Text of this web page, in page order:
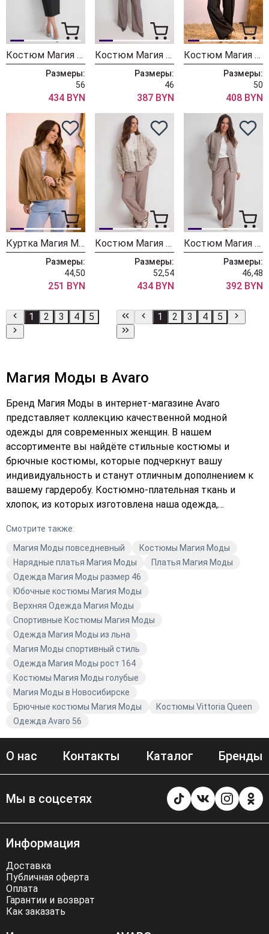
Костюм Магия Моды 2627
Размеры:
56
434 BYN
Костюм Магия Моды 2625
Размеры:
46
387 BYN
Костюм Магия Моды 2621
Размеры:
50
408 BYN
Куртка Магия Моды 2620
Размеры:
44,50
251 BYN
Костюм Магия Моды 2626
Размеры:
52,54
434 BYN
Костюм Магия Моды 2624
Размеры:
46,48
392 BYN
1 2 3 4 5 1 2 3 4 5
Магия Моды в Avaro
Бренд Магия Моды в интернет-магазине Avaro
представляет коллекцию качественной модной
одежды для современных женщин. В нашем
ассортименте вы найдёте стильные костюмы и
брючные костюмы, которые подчеркнут вашу
индивидуальность и станут отличным дополнением к
вашему гардеробу. Костюмно-плательная ткань и
хлопок, из которых изготовлена наша одежда,
Повседневный и деловой стили представлены в
разнообразных цветах, что позволяет каждой женщине
выбрать то, что подходит именно ей. Откройте для
себя актуальные тренды и создайте свой
неповторимый образ с помощью одежды от Магия
Моды.
Смотрите также:
Магия Моды повседневный
Костюмы Магия Моды
Нарядные платья Магия Моды
Платья Магия Моды
Одежда Магия Моды размер 46
Юбочные костюмы Магия Моды
Верхняя Одежда Магия Моды
Спортивные Костюмы Магия Моды
Одежда Магия Моды из льна
Магия Моды спортивный стиль
Одежда Магия Моды рост 164
Костюмы Магия Моды голубые
Магия Моды в Новосибирске
Брючные костюмы Магия Моды
Костюмы Vittoria Queen
Одежда Avaro 56
О нас Контакты Каталог Бренды
Мы в соцсетях
Информация
Доставка
Публичная оферта
Оплата
Гарантии и возврат
Как заказать